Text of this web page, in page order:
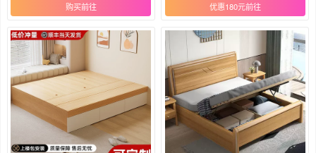
购买 优惠180元